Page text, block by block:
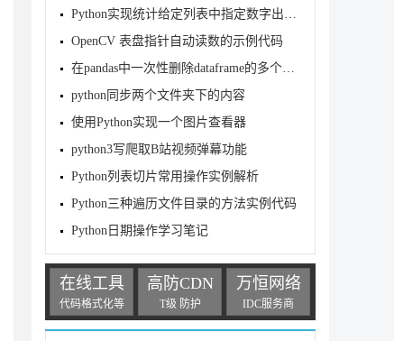
Python实现统计给定列表中指定数字出现次数的方法
OpenCV 表盘指针自动读数的示例代码
在pandas中一次性删除dataframe的多个列方法
python同步两个文件夹下的内容
使用Python实现一个图片查看器
python3写爬取B站视频弹幕功能
Python列表切片常用操作实例解析
Python三种遍历文件目录的方法实例代码
Python日期操作学习笔记
在线工具
代码格式化等
高防CDN
T级 防护
万恒网络
IDC服务商